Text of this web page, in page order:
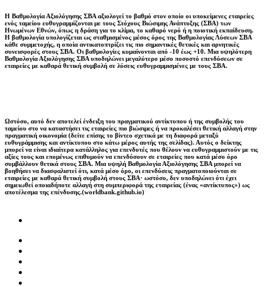
Η Βαθμολογία Αξιολόγησης ΣΒΑ αξιολογεί το βαθμό στον οποίο οι υποκείμενες εταιρείες
ενός ταμείου ευθυγραμμίζονται με τους Στόχους Βιώσιμης Ανάπτυξης (ΣΒΑ) των
Ηνωμένων Εθνών, όπως η δράση για το κλίμα, το καθαρό νερό ή η ποιοτική εκπαίδευση.
Η βαθμολογία υπολογίζεται ως σταθμισμένος μέσος όρος της Βαθμολογίας Λύσεων ΣΒΑ
κάθε συμμετοχής, η οποία αντικατοπτρίζει τις πιο σημαντικές θετικές και αρνητικές
συνεισφορές στους ΣΒΑ. Οι βαθμολογίες κυμαίνονται από -10 έως +10. Μια υψηλότερη
Βαθμολογία Αξιολόγησης ΣΒΑ υποδηλώνει μεγαλύτερο μέσο ποσοστό επενδύσεων σε
εταιρείες με καθαρά θετική συμβολή σε λύσεις ευθυγραμμισμένες με τους ΣΒΑ.
Ωστόσο, αυτό δεν αποτελεί ένδειξη του πραγματικού αντίκτυπου ή της συμβολής του
ταμείου στο να καταστήσει τις εταιρείες πιο βιώσιμες ή να προκαλέσει θετική αλλαγή στην
πραγματική οικονομία (δείτε επίσης το βίντεο σχετικά με τη διαφορά μεταξύ
ευθυγράμμισης και αντίκτυπου στο κάτω μέρος αυτής της σελίδας). Αυτός ο δείκτης
μπορεί να είναι ιδιαίτερα κατάλληλος για επενδυτές που θέλουν να ευθυγραμμιστούν με τις
αξίες τους και επομένως επιθυμούν να επενδύσουν σε εταιρείες που κατά μέσο όρο
συμβάλλουν θετικά στους ΣΒΑ. Μια υψηλή Βαθμολογία Αξιολόγησης ΣΒΑ μπορεί να
βοηθήσει να διασφαλιστεί ότι, κατά μέσο όρο, οι επενδύσεις πραγματοποιούνται σε
εταιρείες με καθαρά θετική συμβολή στους ΣΒΑ· ωστόσο, δεν υποδηλώνει ότι έχει
σημειωθεί οποιαδήποτε αλλαγή στη συμπεριφορά της εταιρείας (ένας «αντίκτυπος») ως
αποτέλεσμα της επένδυσης.(worldbank.github.io)